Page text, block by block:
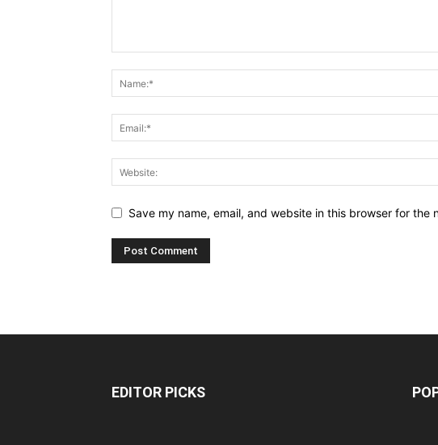
Save my name, email, and website in this browser for the
EDITOR PICKS